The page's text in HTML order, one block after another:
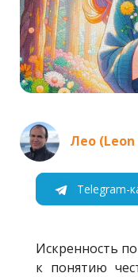
Лео
Telegram-
Искренность
к понятию